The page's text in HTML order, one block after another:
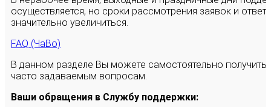
осуществляется, но сроки рассмотрения заявок и
значительно увеличиться.
FAQ (ЧаВо)
В данном разделе Вы можете самостоятельно
часто задаваемым вопросам.
Ваши обращения в Службу поддержки: